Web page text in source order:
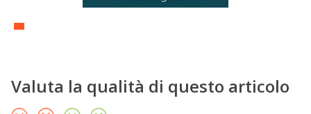
Valuta la qualità di questo articolo